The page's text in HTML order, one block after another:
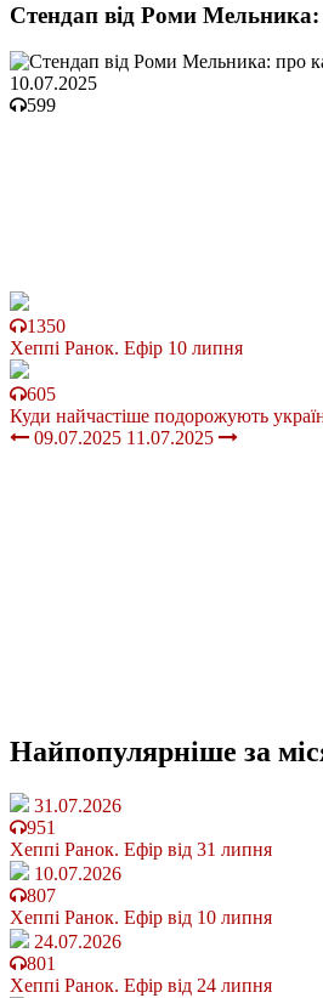
Стендап від Роми
10.07.2025
599
1350
Хеппі Ранок. Ефір 10 липня
605
Куди найчастіше подорожують
09.07.2025 11.07.2025
Найпопулярніше за
31.07.2026
951
Хеппі Ранок. Ефір від 31 липня
10.07.2026
807
Хеппі Ранок. Ефір від 10 липня
24.07.2026
801
Хеппі Ранок. Ефір від 24 липня